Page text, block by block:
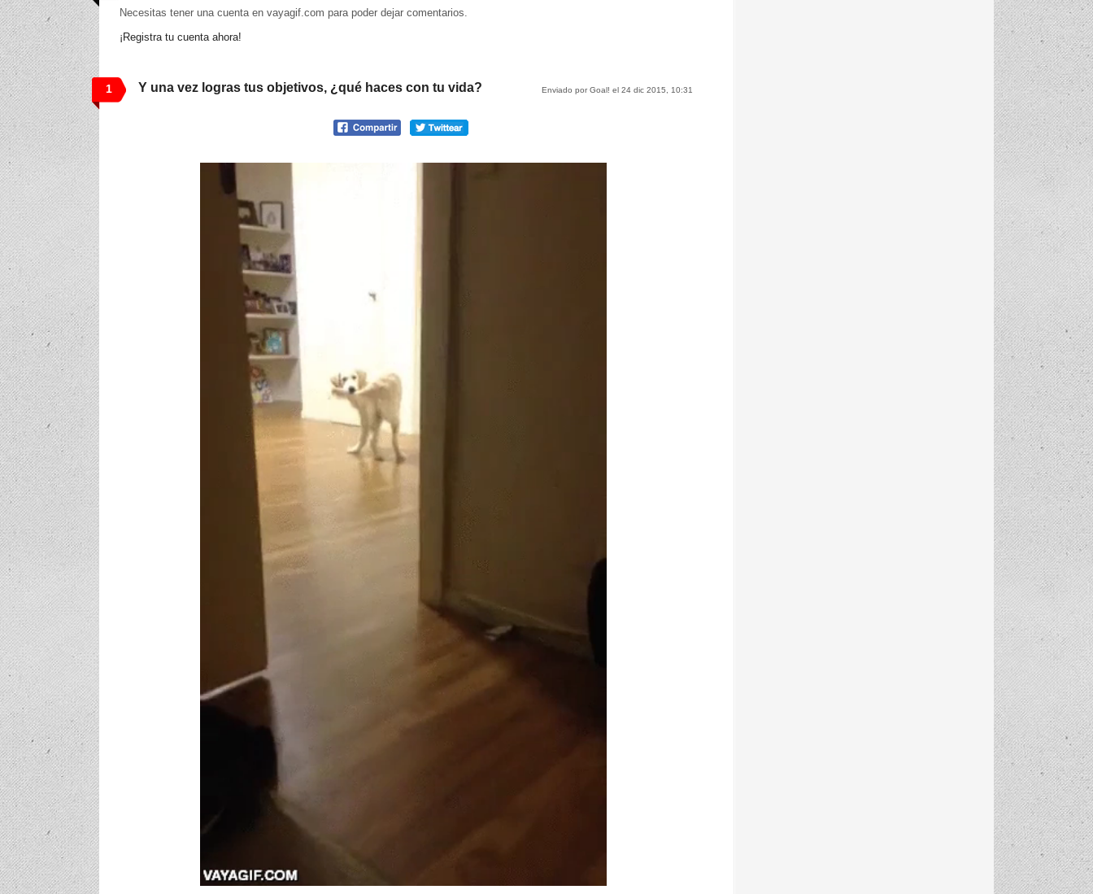
Necesitas tener una cuenta en vayagif.com para poder dejar comentarios.
¡Registra tu cuenta ahora!
1 Enviado por Goal! el 24 dic 2015, 10:31
Y una vez logras tus objetivos, ¿qué haces con tu vida?